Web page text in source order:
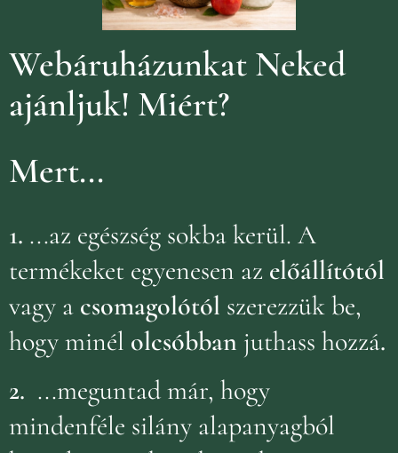
Webáruházunkat Neked
ajánljuk! Miért?
Mert...
1. ...az egészség sokba kerül. A
termékeket egyenesen az előállítótól
vagy a csomagolótól szerezzük be,
hogy minél olcsóbban juthass hozzá.
2. ...meguntad már, hogy
mindenféle silány alapanyagból